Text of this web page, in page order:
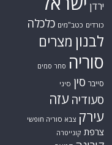
ירדן
כורדים כטב"מים כלכלה
לבנון מצרים
סוריה סחר סמים
סייבר סין סיני
סעודיה עזה
עירק צבא סוריה חופשי
צרפת קונייטרה